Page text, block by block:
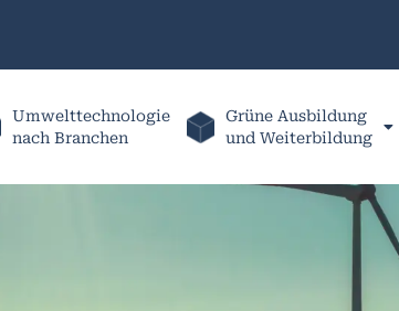
Umwelttechnologie
nach Branchen
Grüne Ausbildung
und Weiterbildung